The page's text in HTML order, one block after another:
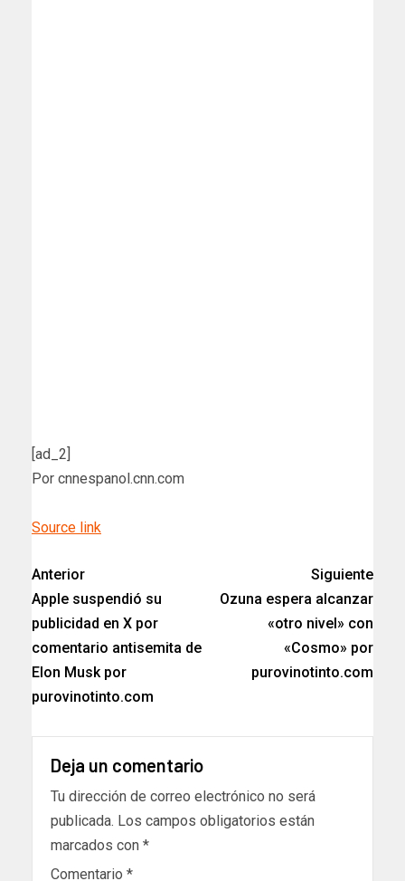
[ad_2]
Por cnnespanol.cnn.com
Source link
Anterior
Apple suspendió su
publicidad en X por
comentario antisemita de
Elon Musk por
purovinotinto.com
Siguiente
Ozuna espera alcanzar
«otro nivel» con
«Cosmo» por
purovinotinto.com
Deja un comentario
Tu dirección de correo electrónico no será
publicada. Los campos obligatorios están
marcados con *
Comentario *